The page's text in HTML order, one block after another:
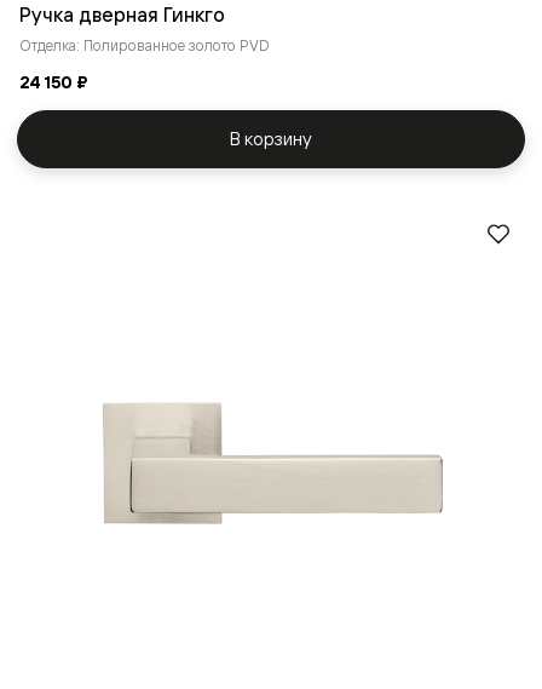
Ручка дверная Гинкго
Отделка: Полированное золото PVD
24 150 ₽
В корзину